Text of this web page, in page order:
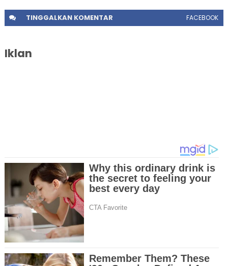
TINGGALKANKOMENTAR FACEBOOK
Iklan